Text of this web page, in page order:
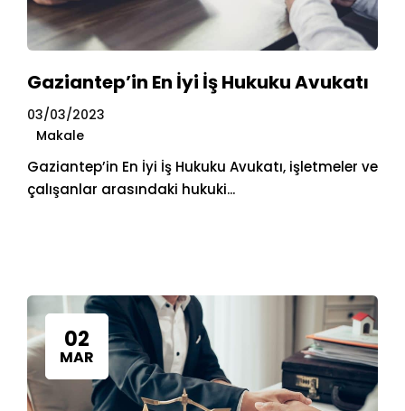
Gaziantep’in En İyi İş Hukuku Avukatı
03/03/2023
Makale
Gaziantep’in En İyi İş Hukuku Avukatı, işletmeler ve
çalışanlar arasındaki hukuki...
02
MAR